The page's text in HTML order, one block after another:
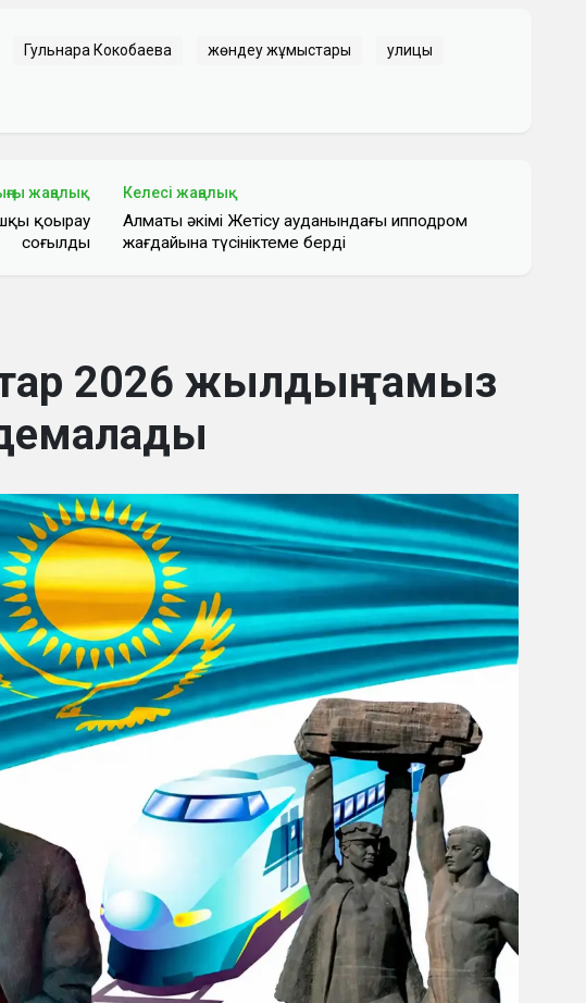
Гульнара Кокобаева жөндеу жұмыстары улицы
жаңалық
қоңырау
соғылды
Келесі жаңалық
Алматы әкімі Жетісу ауданындағы ипподром
жағдайына түсініктеме берді
2026 жылдың тамыз